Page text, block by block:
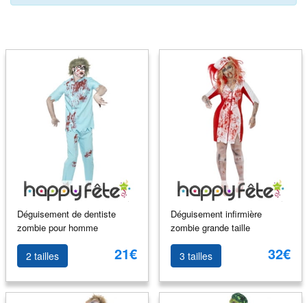
Déguisement de dentiste
zombie pour homme
2 tailles 21€
Déguisement infirmière
zombie grande taille
3 tailles 32€